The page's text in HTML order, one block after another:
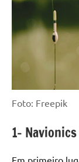
Foto: Freepik
1-
Em primeiro